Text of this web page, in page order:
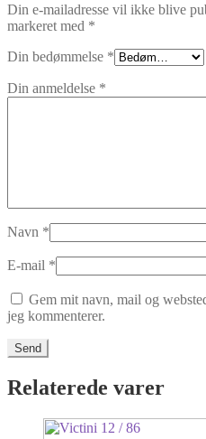
Din e-mailadresse vil ikke blive
markeret med *
Din bedømmelse *
Din anmeldelse *
Navn *
E-mail *
Gem mit navn, mail og
jeg kommenterer.
Relaterede varer